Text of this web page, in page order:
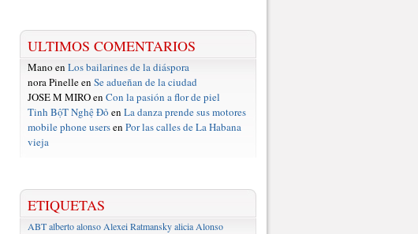
ULTIMOS COMENTARIOS
Mano en Los bailarines de la diáspora
nora Pinelle en Se adueñan de la ciudad
JOSE M MIRO en Con la pasión a flor de piel
Tinh BộT Nghệ Đỏ en La danza prende sus motores
mobile phone usersen Por las calles de La Habana
vieja
ETIQUETAS
ABTalberto alonso Alexei Ratmanskyalicia Alonso